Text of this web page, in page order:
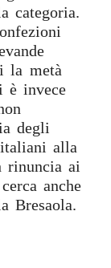
categoria.
la metà
è invece
degli
alla
rinuncia ai
anche
Bresaola.